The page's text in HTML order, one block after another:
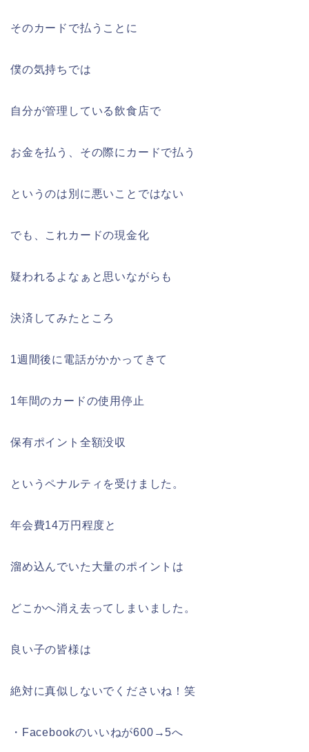
そのカードで払うことに
僕の気持ちでは
自分が管理している飲食店で
お金を払う、その際にカードで払う
というのは別に悪いことではない
でも、これカードの現金化
疑われるよなぁと思いながらも
決済してみたところ
1週間後に電話がかかってきて
1年間のカードの使用停止
保有ポイント全額没収
というペナルティを受けました。
年会費14万円程度と
溜め込んでいた大量のポイントは
どこかへ消え去ってしまいました。
良い子の皆様は
絶対に真似しないでくださいね！笑
・Facebookのいいねが600→5へ